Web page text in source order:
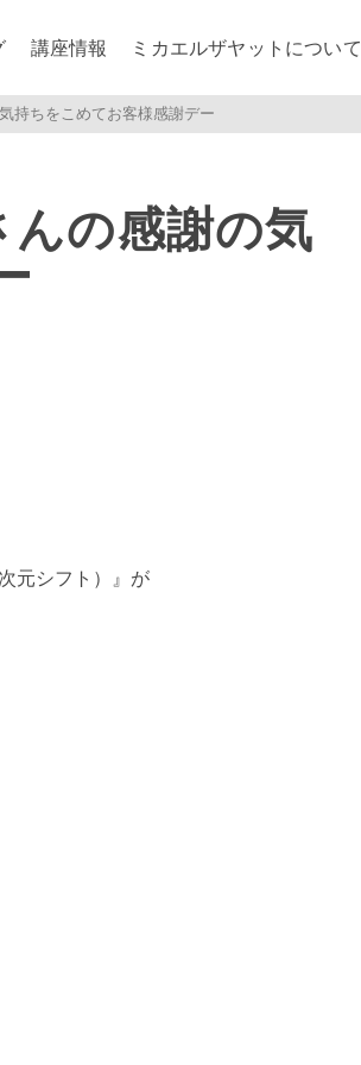
講座情報 ミカエルザヤットについて
持ちをこめてお客様感謝デー
んの感謝の気
元シフト）』が